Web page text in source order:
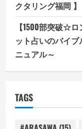
クタリング福岡 】
【1500部突破☆
ット占いのバイ
ニュアル～
TAGS